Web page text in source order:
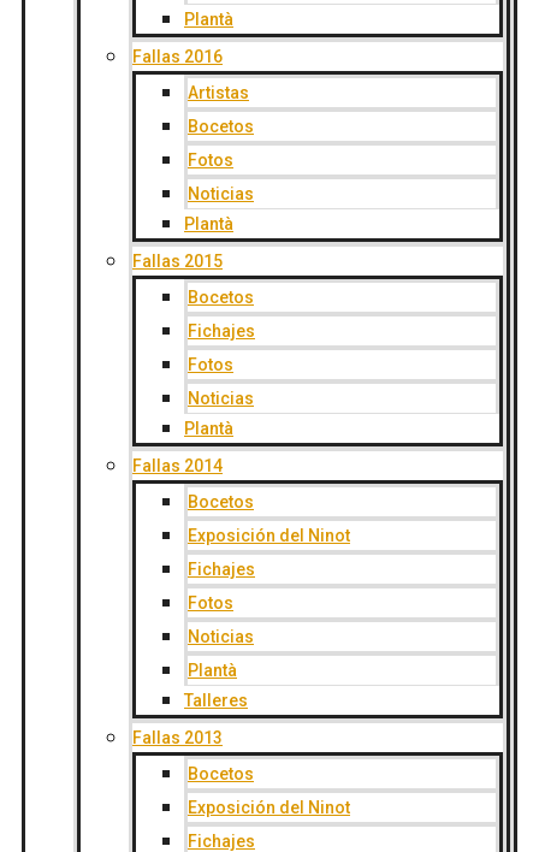
Plantà
Fallas 2016
Artistas
Bocetos
Fotos
Noticias
Plantà
Fallas 2015
Bocetos
Fichajes
Fotos
Noticias
Plantà
Fallas 2014
Bocetos
Exposición del Ninot
Fichajes
Fotos
Noticias
Plantà
Talleres
Fallas 2013
Bocetos
Exposición del Ninot
Fichajes